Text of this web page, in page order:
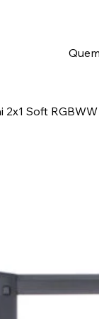
2x1 Soft